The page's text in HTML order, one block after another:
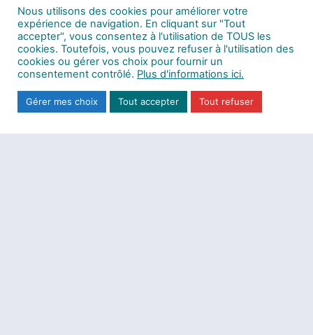
Nous utilisons des cookies pour améliorer votre
expérience de navigation. En cliquant sur "Tout
accepter", vous consentez à l'utilisation de TOUS les
cookies. Toutefois, vous pouvez refuser à l'utilisation des
cookies ou gérer vos choix pour fournir un
consentement contrôlé. Plus d'informations ici.
Gérer mes choix Tout accepter Tout refuser